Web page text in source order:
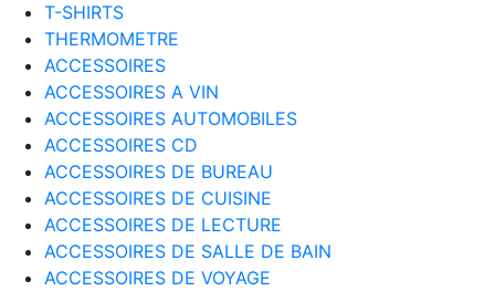
T-SHIRTS
THERMOMETRE
ACCESSOIRES
ACCESSOIRES A VIN
ACCESSOIRES AUTOMOBILES
ACCESSOIRES CD
ACCESSOIRES DE BUREAU
ACCESSOIRES DE CUISINE
ACCESSOIRES DE LECTURE
ACCESSOIRES DE SALLE DE BAIN
ACCESSOIRES DE VOYAGE